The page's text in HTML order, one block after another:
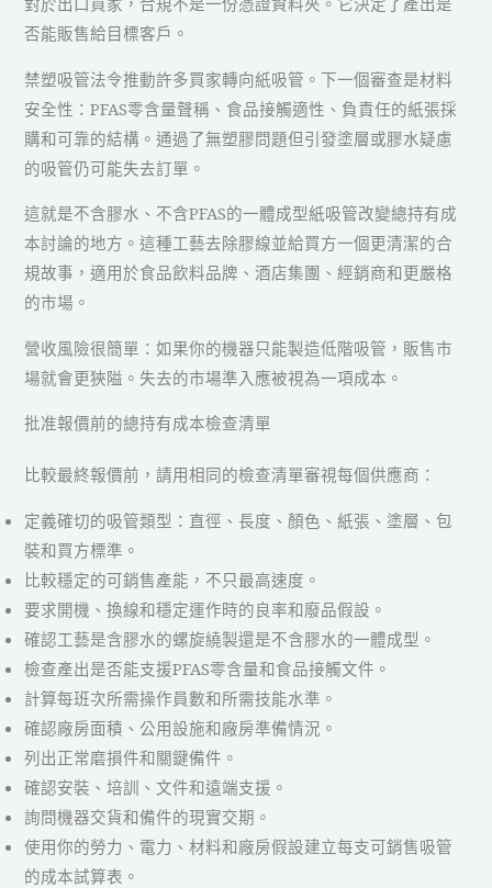
否能販售給目標客戶。
禁塑吸管法令推動許多買家轉向紙吸管。下一個審查是材料
安全性：PFAS零含量聲稱、食品接觸適性、負責任的紙張採
購和可靠的結構。通過了無塑膠問題但引發塗層或膠水疑慮
的吸管仍可能失去訂單。
這就是不含膠水、不含PFAS的一體成型紙吸管改變總持有成
本討論的地方。這種工藝去除膠線並給買方一個更清潔的合
規故事，適用於食品飲料品牌、酒店集團、經銷商和更嚴格
的市場。
營收風險很簡單：如果你的機器只能製造低階吸管，販售市
場就會更狹隘。失去的市場準入應被視為一項成本。
批准報價前的總持有成本檢查清單
比較最終報價前，請用相同的檢查清單審視每個供應商：
定義確切的吸管類型：直徑、長度、顏色、紙張、塗層、包
裝和買方標準。
比較穩定的可銷售產能，不只最高速度。
要求開機、換線和穩定運作時的良率和廢品假設。
確認工藝是含膠水的螺旋繞製還是不含膠水的一體成型。
檢查產出是否能支援PFAS零含量和食品接觸文件。
計算每班次所需操作員數和所需技能水準。
確認廠房面積、公用設施和廠房準備情況。
列出正常磨損件和關鍵備件。
確認安裝、培訓、文件和遠端支援。
詢問機器交貨和備件的現實交期。
使用你的勞力、電力、材料和廠房假設建立每支可銷售吸管
的成本試算表。